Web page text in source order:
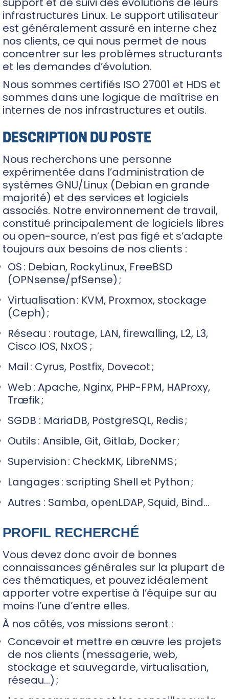
infrastructures Linux. Le support utilisateur
est généralement assuré en interne chez
nos clients, ce qui nous permet de nous
concentrer sur les problèmes structurants
et les demandes d’évolution.
Nous sommes certifiés ISO 27001 et HDS et
sommes dans une logique de maîtrise en
internes de nos infrastructures et outils.
DESCRIPTION DU POSTE
Nous recherchons une personne
expérimentée dans l’administration de
systèmes GNU/Linux (Debian en grande
majorité) et des services et logiciels
associés. Notre environnement de travail,
constitué principalement de logiciels libres
ou open-source, n’est pas figé et s’adapte
toujours aux besoins de nos clients :
OS : Debian, RockyLinux, FreeBSD
(OPNsense/pfSense) ;
Virtualisation : KVM, Proxmox, stockage
(Ceph) ;
Réseau : routage, LAN, firewalling, L2, L3,
Cisco IOS, NxOS ;
Mail : Cyrus, Postfix, Dovecot ;
Web : Apache, Nginx, PHP-FPM, HAProxy,
Træfik ;
SGDB : MariaDB, PostgreSQL, Redis ;
Outils : Ansible, Git, Gitlab, Docker ;
Supervision : CheckMK, LibreNMS ;
Langages : scripting Shell et Python ;
Autres : Samba, openLDAP, Squid, Bind…
PROFIL RECHERCHÉ
Vous devez donc avoir de bonnes
connaissances générales sur la plupart de
ces thématiques, et pouvez idéalement
apporter votre expertise à l’équipe sur au
moins l’une d’entre elles.
À nos côtés, vos missions seront :
Concevoir et mettre en œuvre les projets
de nos clients (messagerie, web,
stockage et sauvegarde, virtualisation,
réseau…) ;